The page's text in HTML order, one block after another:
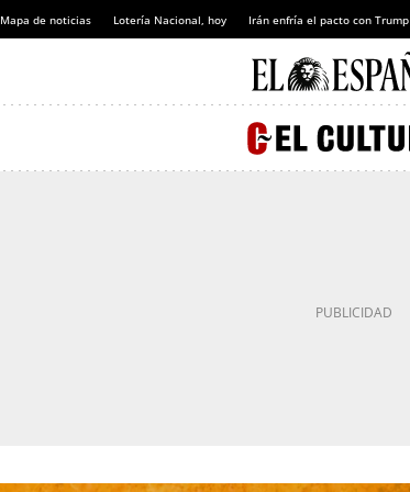
Mapa de noticias Lotería Nacional, hoy Irán enfría el pacto con Trump